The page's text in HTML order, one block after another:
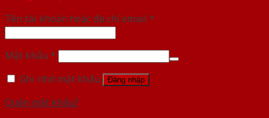
Tên tài khoản hoặc địa chỉ email *
Mật khẩu *
Ghi nhớ mật khẩu
Đăng nhập
Quên mật khẩu?